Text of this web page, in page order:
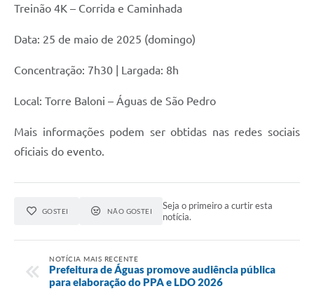
Treinão 4K – Corrida e Caminhada
Data: 25 de maio de 2025 (domingo)
Concentração: 7h30 | Largada: 8h
Local: Torre Baloni – Águas de São Pedro
Mais informações podem ser obtidas nas redes sociais
oficiais do evento.
GOSTEI NÃO GOSTEI
Seja o primeiro a curtir esta
notícia.
NOTÍCIA MAIS RECENTE
Prefeitura de Águas promove audiência pública
para elaboração do PPA e LDO 2026